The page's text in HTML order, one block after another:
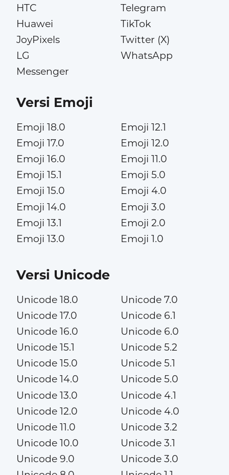
HTC
Huawei
JoyPixels
LG
Messenger
Telegram
TikTok
Twitter (X)
WhatsApp
Versi Emoji
Emoji 18.0
Emoji 17.0
Emoji 16.0
Emoji 15.1
Emoji 15.0
Emoji 14.0
Emoji 13.1
Emoji 13.0
Emoji 12.1
Emoji 12.0
Emoji 11.0
Emoji 5.0
Emoji 4.0
Emoji 3.0
Emoji 2.0
Emoji 1.0
Versi Unicode
Unicode 18.0
Unicode 17.0
Unicode 16.0
Unicode 15.1
Unicode 15.0
Unicode 14.0
Unicode 13.0
Unicode 12.0
Unicode 11.0
Unicode 10.0
Unicode 9.0
Unicode 7.0
Unicode 6.1
Unicode 6.0
Unicode 5.2
Unicode 5.1
Unicode 5.0
Unicode 4.1
Unicode 4.0
Unicode 3.2
Unicode 3.1
Unicode 3.0